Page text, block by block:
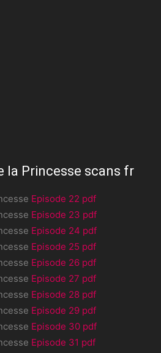
la Princesse scans fr
Episode 22 pdf
Episode 23 pdf
Episode 24 pdf
Episode 25 pdf
Episode 26 pdf
Episode 27 pdf
Episode 28 pdf
Episode 29 pdf
Episode 30 pdf
Episode 31 pdf